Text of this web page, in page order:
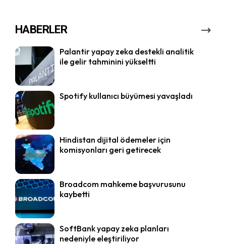
HABERLER
Palantir yapay zeka destekli analitik
ile gelir tahminini yükseltti
Spotify kullanıcı büyümesi yavaşladı
Hindistan dijital ödemeler için
komisyonları geri getirecek
Broadcom mahkeme başvurusunu
kaybetti
SoftBank yapay zeka planları
nedeniyle eleştiriliyor